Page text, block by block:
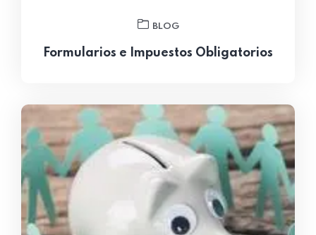
BLOG
Formularios e Impuestos Obligatorios